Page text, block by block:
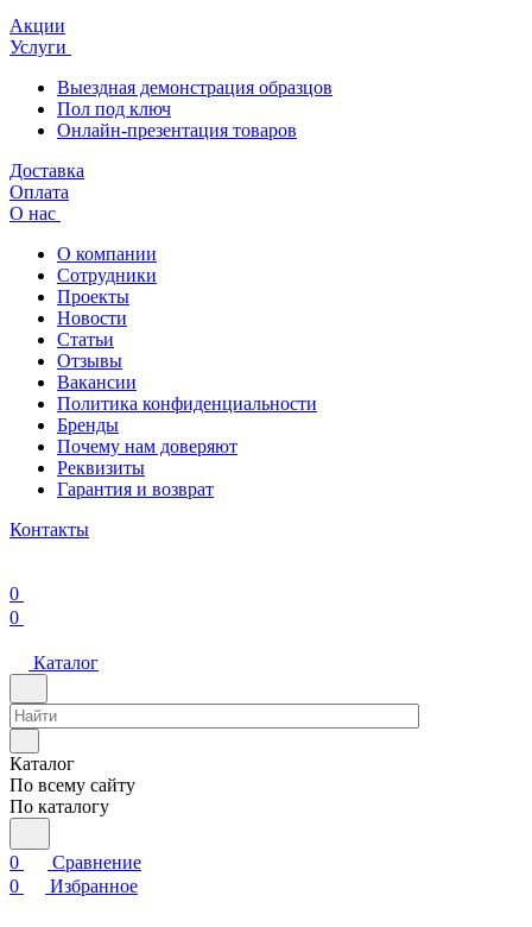
Акции
Услуги
Выездная демонстрация образцов
Пол под ключ
Онлайн-презентация товаров
Доставка
Оплата
О нас
О компании
Сотрудники
Проекты
Новости
Статьи
Отзывы
Вакансии
Политика конфиденциальности
Бренды
Почему нам доверяют
Реквизиты
Гарантия и возврат
Контакты
0
0
Каталог
Каталог
По всему сайту
По каталогу
0
Сравнение
0
Избранное